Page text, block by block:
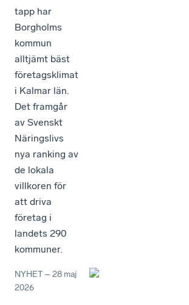
tapp har
Borgholms
kommun
alltjämt bäst
företagsklimat
i Kalmar län.
Det framgår
av Svenskt
Näringslivs
nya ranking av
de lokala
villkoren för
att driva
företag i
landets 290
kommuner.
NYHET –28 maj
2026